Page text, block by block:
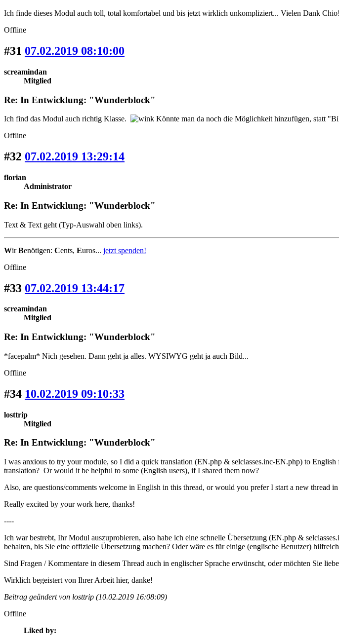
Ich finde dieses Modul auch toll, total komfortabel und bis jetzt wirklich unkompliziert... Vielen Dank Chio!
Offline
#31 07.02.2019 08:10:00
screamindan
Mitglied
Re: In Entwicklung: "Wunderblock"
Ich find das Modul auch richtig Klasse.
Könnte man da noch die Möglichkeit hinzufügen, statt
Offline
#32 07.02.2019 13:29:14
florian
Administrator
Re: In Entwicklung: "Wunderblock"
Text & Text geht (Typ-Auswahl oben links).
WirBenötigen: Cents, Euros... jetzt spenden!
Offline
#33 07.02.2019 13:44:17
screamindan
Mitglied
Re: In Entwicklung: "Wunderblock"
*facepalm* Nich gesehen. Dann geht ja alles. WYSIWYG geht ja auch Bild...
Offline
#34 10.02.2019 09:10:33
losttrip
Mitglied
Re: In Entwicklung: "Wunderblock"
I was anxious to try your module, so I did a quick translation (EN.php & selclasses.inc-EN.php) to
translation? Or would it be helpful to some (English users), if I shared them now?
Also, are questions/comments welcome in English in this thread, or would you prefer I start a new thread
Really excited by your work here, thanks!
----
Ich war bestrebt, Ihr Modul auszuprobieren, also habe ich eine schnelle Übersetzung (EN.php &
behalten, bis Sie eine offizielle Übersetzung machen? Oder wäre es für einige (englische Benutzer)
Sind Fragen / Kommentare in diesem Thread auch in englischer Sprache erwünscht, oder möchten Sie
Wirklich begeistert von Ihrer Arbeit hier, danke!
Beitrag geändert von losttrip (10.02.2019 16:08:09)
Offline
Liked by: